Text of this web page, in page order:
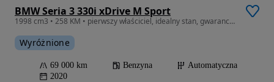
BMW Seria 3 330i xDrive M Sport
1998 cm3 • 258 KM • pierwszy właściciel, idealny stan, gwarancja na silnik i skrzynię
Wyróżnione
69 000 km Benzyna
Automatyczna
2020